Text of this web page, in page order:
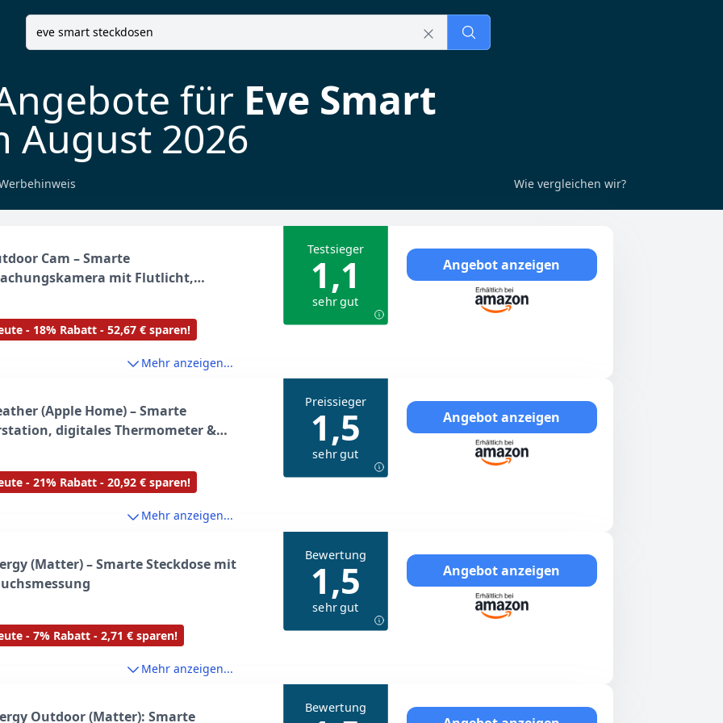
für Eve Smart
August 2026
Wie vergleichen wir?
Cam – Smarte
mit Flutlicht,
Matter & Thread, TÜV-Zertifiziert
- 18% Rabatt - 52,67 € sparen!
Testsieger
1,1
sehr gut
Angebot anzeigen
Mehr anzeigen...
(Apple Home) – Smarte
digitales Thermometer &
mit Wettertrend-Anzeige,
und Luftdruck, IPX4-
Display, kabellos, Thread
- 21% Rabatt - 20,92 € sparen!
Preissieger
1,5
sehr gut
Angebot anzeigen
Mehr anzeigen...
(Matter) – Smarte Steckdose mit
- 7% Rabatt - 2,71 € sparen!
Bewertung
1,5
sehr gut
Angebot anzeigen
Mehr anzeigen...
Outdoor (Matter): Smarte
Bewertung